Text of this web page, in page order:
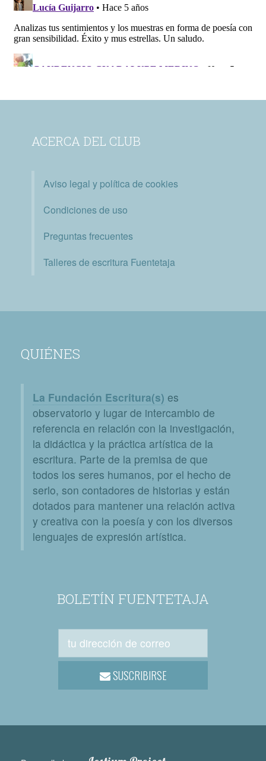
ACERCA DEL CLUB
Aviso legal y política de cookies
Condiciones de uso
Preguntas frecuentes
Talleres de escritura Fuentetaja
QUIÉNES
La Fundación Escritura(s) es
observatorio y lugar de intercambio de
referencia en relación con la investigación,
la didáctica y la práctica artística de la
escritura. Parte de la premisa de que
todos los seres humanos, por el hecho de
serlo, son contadores de historias y están
dotados para mantener una relación activa
y creativa con la poesía y con los diversos
lenguajes de expresión artística.
BOLETÍN FUENTETAJA
SUSCRIBIRSE